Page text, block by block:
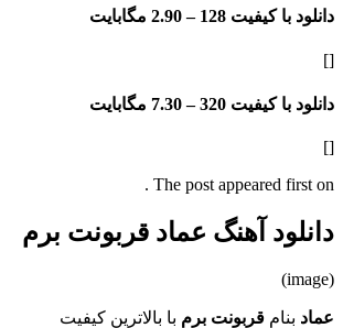
دانلود با کیفیت 128 – 2.90 مگابایت
[]
دانلود با کیفیت 320 – 7.30 مگابایت
[]
The post appeared first on .
دانلود آهنگ عماد قربونت برم
(image)
عماد بنام قربونت برم با بالاترین کیفیت